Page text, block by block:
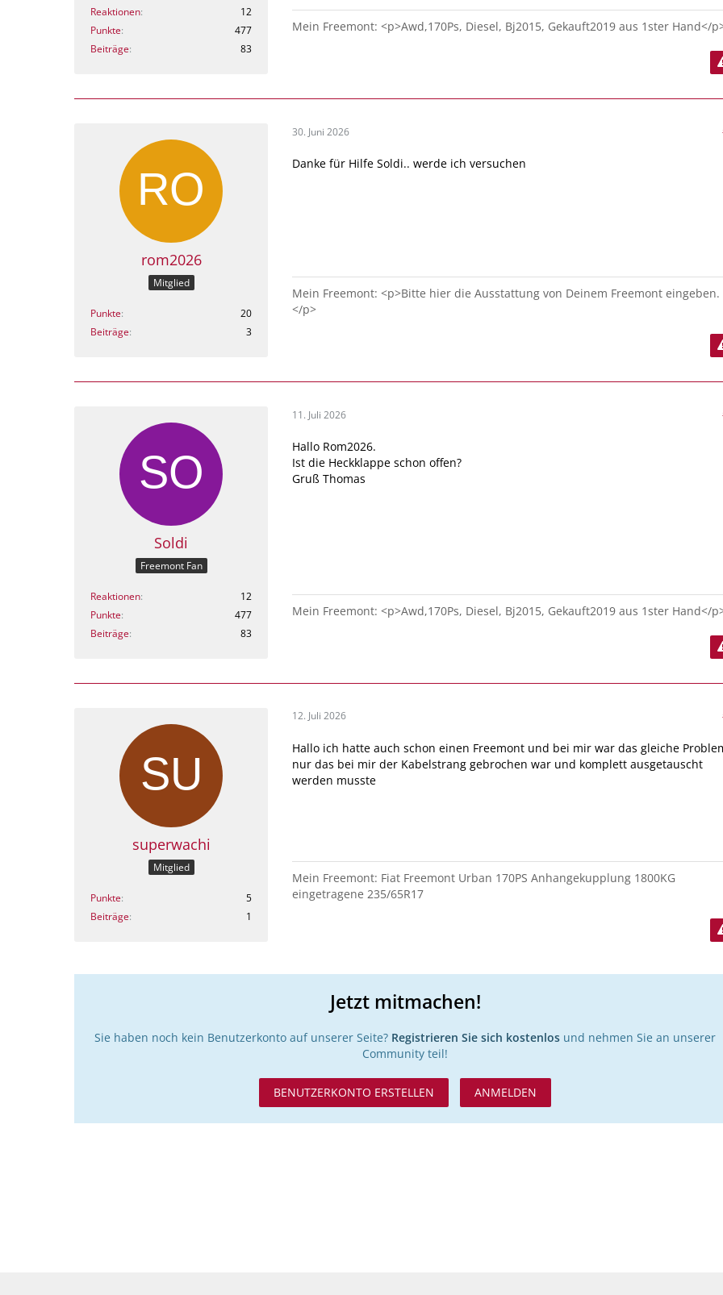
Reaktionen
12
Punkte
477
Beiträge
83
Mein Freemont: <p>Awd,170Ps, Diesel, Bj2015, Gekauft2019 aus 1ster Hand</
rom2026
Mitglied
Punkte
20
Beiträge
3
30. Juni 2026
Danke für Hilfe Soldi.. werde ich versuchen
Mein Freemont: <p>Bitte hier die Ausstattung von Deinem Freemont eingeben.
</p>
Soldi
Freemont Fan
Reaktionen
12
Punkte
477
Beiträge
83
11. Juli 2026
Hallo Rom2026.
Ist die Heckklappe schon offen?
Gruß Thomas
Mein Freemont: <p>Awd,170Ps, Diesel, Bj2015, Gekauft2019 aus 1ster Hand</
superwachi
Mitglied
Punkte
5
Beiträge
1
12. Juli 2026
Hallo ich hatte auch schon einen Freemont und bei mir war das gleiche
nur das bei mir der Kabelstrang gebrochen war und komplett ausgetauscht
werden musste
Mein Freemont: Fiat Freemont Urban 170PS Anhangekupplung 1800KG
eingetragene 235/65R17
Jetzt mitmachen!
Sie haben noch kein Benutzerkonto auf unserer Seite? Registrieren Sie sich kostenlos und nehmen Sie an unserer
Community teil!
BENUTZERKONTO ERSTELLEN ANMELDEN